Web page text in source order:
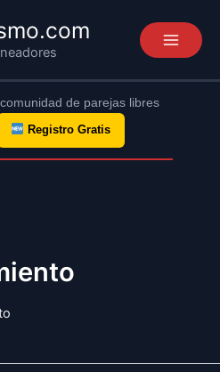
de parejas libres
Registro Gratis